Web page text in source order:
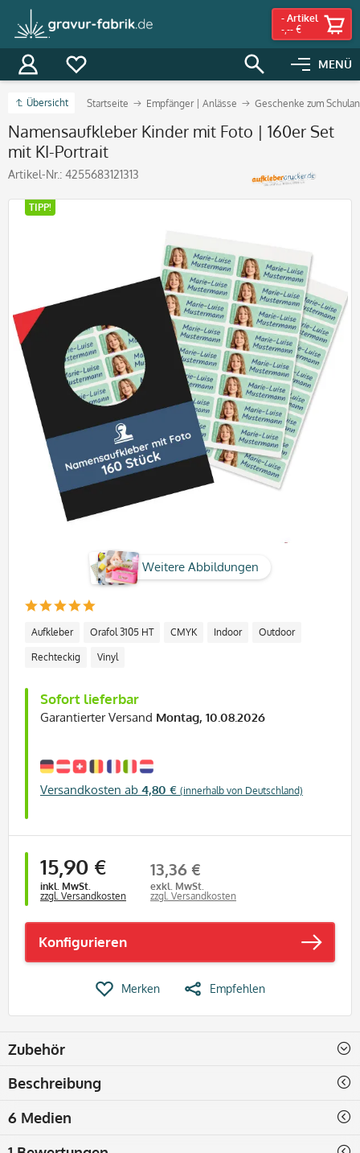
MENÜ
- Artikel
-,-- €
Übersicht Startseite Empfänger | Anlässe Geschenke zum
Namensaufkleber Kinder mit Foto | 160er Set
mit KI-Portrait
Artikel-Nr.: 4255683121313
Weitere Abbildungen
TIPP!
Aufkleber Orafol 3105 HT CMYK Indoor Outdoor
Rechteckig Vinyl
Sofort lieferbar
Garantierter Versand Montag, 10.08.2026
Versandkosten ab 4,80 € (innerhalb von Deutschland)
15,90 €
inkl. MwSt.
zzgl. Versandkosten
13,36 €
exkl. MwSt.
zzgl. Versandkosten
Konfigurieren
Merken Empfehlen
Zubehör
Beschreibung
6 Medien